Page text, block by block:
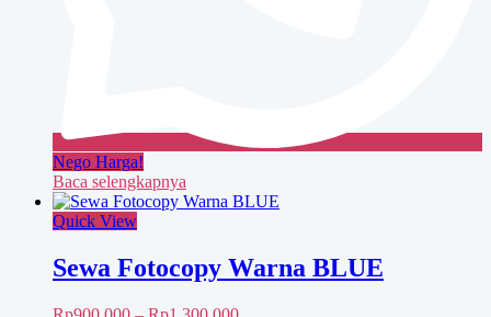
Nego Harga!
Baca selengkapnya
Quick View
Sewa Fotocopy Warna BLUE
Rentang